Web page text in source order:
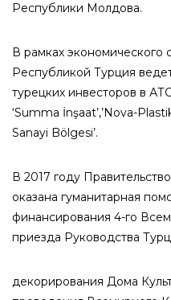
Республики Молдова.
В рамках экономического
Республикой Турция
турецких инвесторов в
‘Summa İnşaat’,’Nova-
Sanayi Bölgesi’.
В 2017 году
оказана гуманитарная
финансирования 4-го
приезда Руководства
декорирования Дома